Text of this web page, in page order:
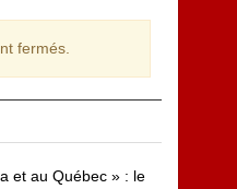
fermés.
et au Québec » : le